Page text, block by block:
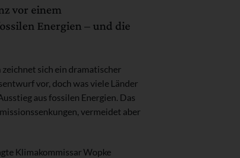
vor einem
Energien – und die
sich ein dramatischer
vor, doch was viele Länder
aus fossilen Energien. Das
vermeidet aber
Klimakommissar Wopke